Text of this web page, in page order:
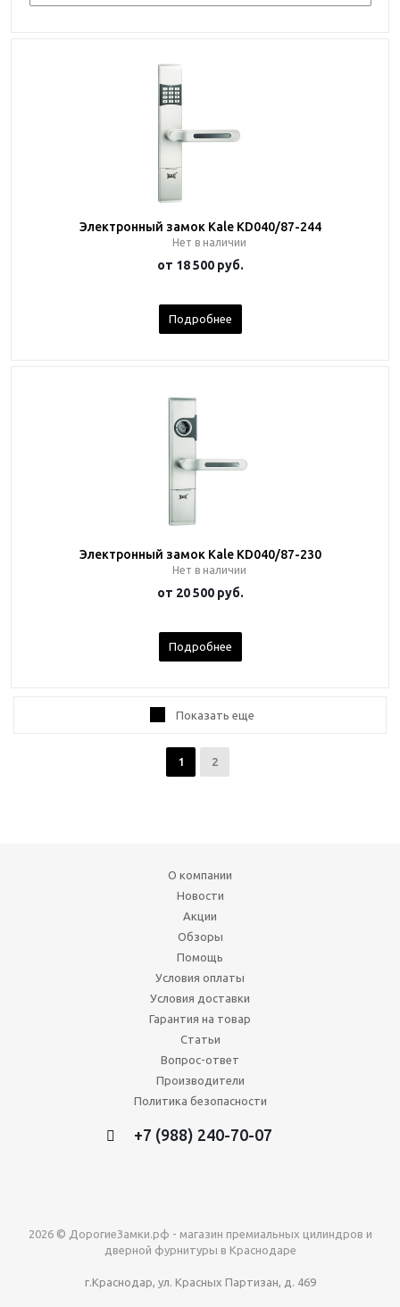
Электронный замок Kale KD040/87-244
Нет в наличии
от 18 500 руб.
Подробнее
Электронный замок Kale KD040/87-230
Нет в наличии
от 20 500 руб.
Подробнее
Показать еще
1 2
О компании
Новости
Акции
Обзоры
Помощь
Условия оплаты
Условия доставки
Гарантия на товар
Статьи
Вопрос-ответ
Производители
Политика безопасности
+7 (988) 240-70-07
2026 © ДорогиеЗамки.рф - магазин премиальных цилиндров и
дверной фурнитуры в Краснодаре
г.Краснодар, ул. Красных Партизан, д. 469